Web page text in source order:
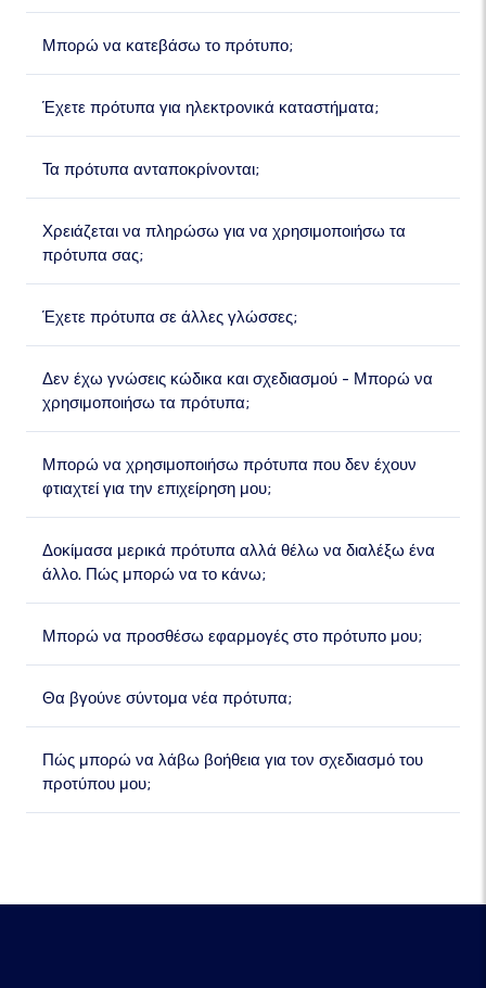
Μπορώ να κατεβάσω το πρότυπο;
Έχετε πρότυπα για ηλεκτρονικά καταστήματα;
Τα πρότυπα ανταποκρίνονται;
Χρειάζεται να πληρώσω για να χρησιμοποιήσω τα
πρότυπα σας;
Έχετε πρότυπα σε άλλες γλώσσες;
Δεν έχω γνώσεις κώδικα και σχεδιασμού - Μπορώ να
χρησιμοποιήσω τα πρότυπα;
Μπορώ να χρησιμοποιήσω πρότυπα που δεν έχουν
φτιαχτεί για την επιχείρηση μου;
Δοκίμασα μερικά πρότυπα αλλά θέλω να διαλέξω ένα
άλλο. Πώς μπορώ να το κάνω;
Μπορώ να προσθέσω εφαρμογές στο πρότυπο μου;
Θα βγούνε σύντομα νέα πρότυπα;
Πώς μπορώ να λάβω βοήθεια για τον σχεδιασμό του
προτύπου μου;